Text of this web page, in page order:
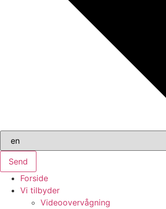
Send
Forside
Vi tilbyder
Videoovervågning